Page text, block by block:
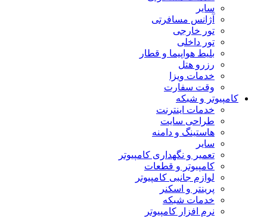
سایر
آژانس مسافرتی
تور خارجی
تور داخلی
بلیط هواپیما و قطار
رزرو هتل
خدمات ویزا
وقت سفارت
کامپیوتر و شبکه
خدمات اینترنت
طراحی سایت
هاستینگ و دامنه
سایر
تعمیر و نگهداری کامپیوتر
کامپیوتر و قطعات
لوازم جانبی کامپیوتر
پرینتر و اسکنر
خدمات شبکه
نرم افزار کامپیوتر